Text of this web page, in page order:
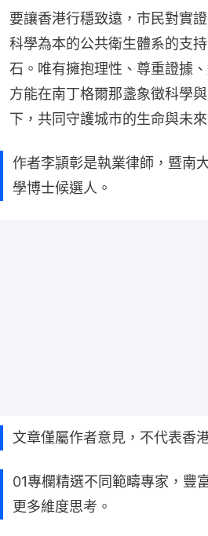
要讓香港行穩致遠，市民對實
科學為本的公共衛生體系的支
石。唯有擁抱理性、尊重證據
方能在南丁格爾那盞象徵科學
下，共同守護城市的生命與未來
作者李頴彰是執業律師，暨南
學博士候選人。
文章僅屬作者意見，不代表香
01專欄精選不同範疇專家，豐
更多維度思考。